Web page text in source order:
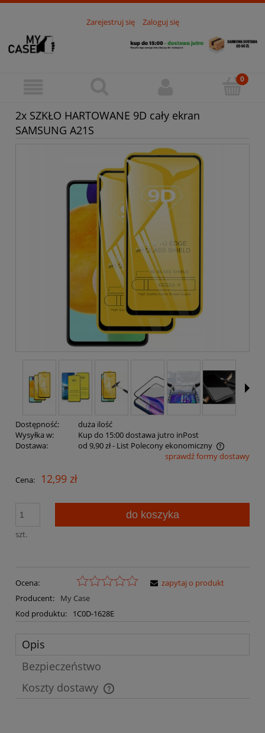
Zarejestruj się Zaloguj się
2x SZKŁO HARTOWANE 9D cały ekran
SAMSUNG A21S
Dostępność:
duża ilość
Wysyłka w:
Kup do 15:00 dostawa jutro inPost
Dostawa:
od 9,90 zł- List Polecony ekonomiczny
Cena nie zawiera ewentualnych kosztów płatnościsprawdź formy dostawy
Cena: 12,99 zł
szt.
do koszyka
Ocena:
Producent:
My Case
Kod produktu:
1C0D-1628E
zapytaj o produkt
Opis
Bezpieczeństwo
Koszty dostawy
Cena nie zawiera ewentualnych kosztów płatności